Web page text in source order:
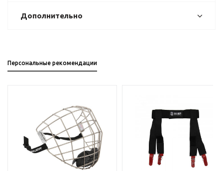
Дополнительно
Персональные рекомендации